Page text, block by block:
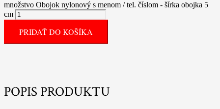
množstvo Obojok nylonový s menom / tel. číslom - šírka obojka 5
cm
PRIDAŤ DO KOŠÍKA
POPIS PRODUKTU